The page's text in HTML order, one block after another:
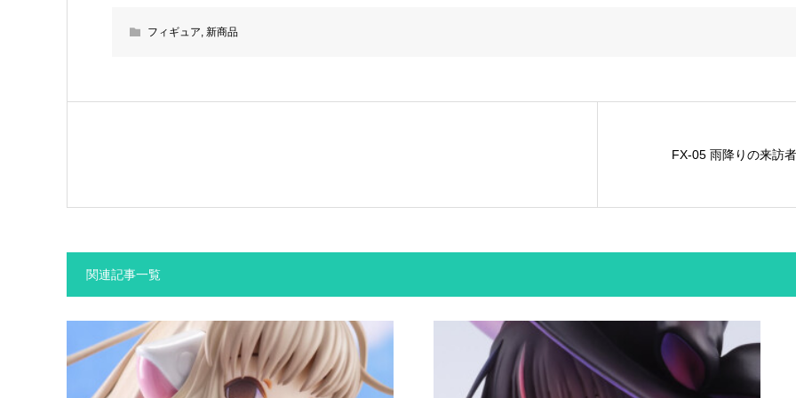
フィギュア 新商品
FX-05 雨降りの来訪者
関連記事一覧